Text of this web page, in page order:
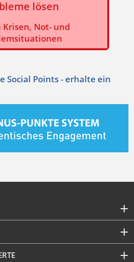
lösen
Krisen, Not- und
Social Points - erhalte ein